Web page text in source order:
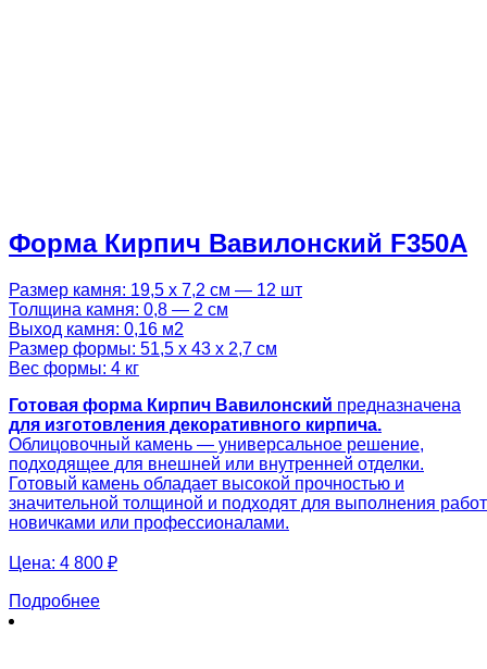
Форма Кирпич Вавилонский F350A
Размер камня: 19,5 х 7,2 см — 12 шт
Толщина камня: 0,8 — 2 см
Выход камня: 0,16 м2
Размер формы: 51,5 х 43 х 2,7 см
Вес формы: 4 кг
Готовая форма Кирпич Вавилонский предназначена
для изготовления декоративного кирпича.
Облицовочный камень — универсальное решение,
подходящее для внешней или внутренней отделки.
Готовый камень обладает высокой прочностью и
значительной толщиной и подходят для выполнения работ
новичками или профессионалами.
Цена: 4 800 ₽
Подробнее